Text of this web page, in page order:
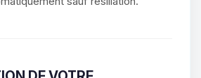
à 11:08